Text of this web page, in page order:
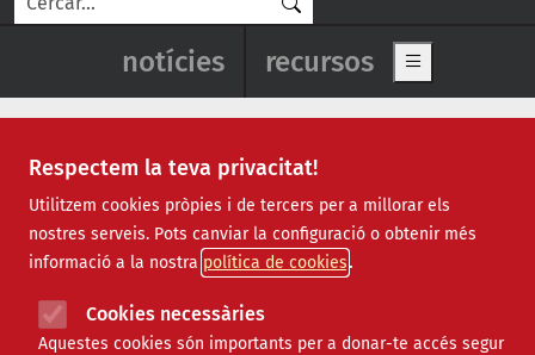
Respectem la teva privacitat!
Utilitzem cookies pròpies i de tercers per a millorar els
nostres serveis. Pots canviar la configuració o obtenir més
informació a la nostra política de cookies
Cookies necessàries
Aquestes cookies són importants per a donar-te accés segur
Navegació principal de
notícies recursos Show main
Recursos
Tots | Econòmic | Jurídic | Projectes | Tecnològic |
Formació | Finançament | Biblioteca |
Ofertes de feina
Webinars